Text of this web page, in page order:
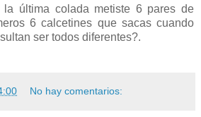
última colada metiste 6 pares de
6 calcetines que sacas cuando
ser todos diferentes?.
No hay comentarios: